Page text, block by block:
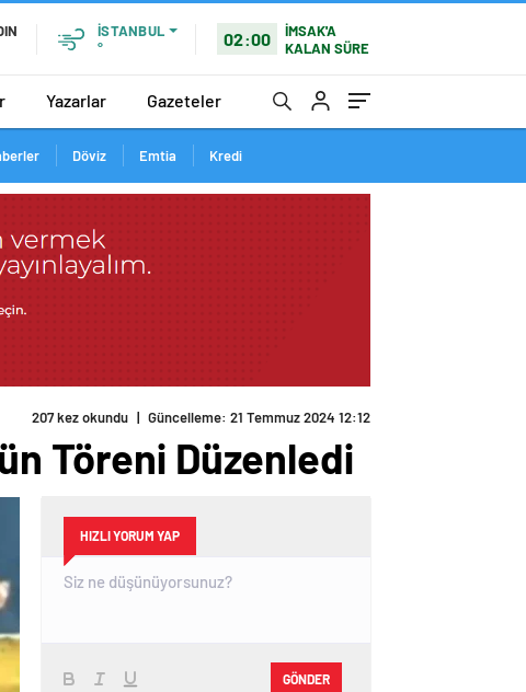
İSTANBUL
°
02:00
İMSAK'A
KALAN SÜRE
Yazarlar Gazeteler
Döviz Emtia Kredi
207 kez okundu | Güncelleme: 21 Temmuz 2024 12:12
Töreni Düzenledi
HIZLI YORUM YAP
GÖNDER